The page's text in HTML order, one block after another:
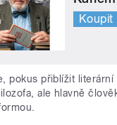
Koupit
pokus přiblížit literární
ale hlavně